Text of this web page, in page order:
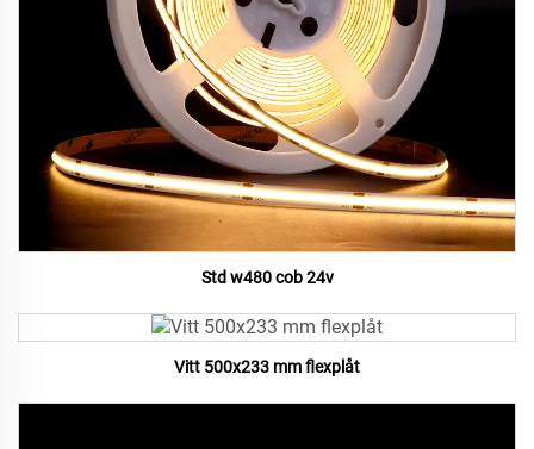
Std w480 cob 24v
Vitt 500x233 mm flexplåt